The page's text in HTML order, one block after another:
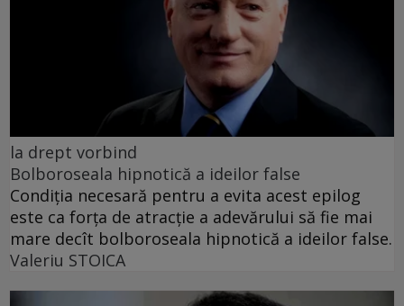
la drept vorbind
Bolboroseala hipnotică a ideilor false
Condiția necesară pentru a evita acest epilog
este ca forța de atracție a adevărului să fie mai
mare decît bolboroseala hipnotică a ideilor false.
Valeriu STOICA